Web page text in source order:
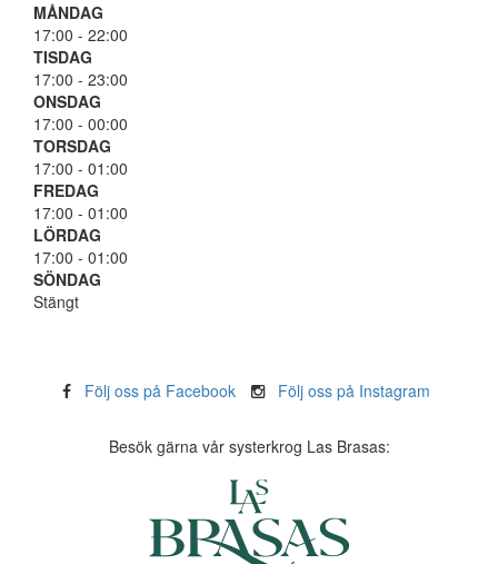
MÅNDAG
17:00 - 22:00
TISDAG
17:00 - 23:00
ONSDAG
17:00 - 00:00
TORSDAG
17:00 - 01:00
FREDAG
17:00 - 01:00
LÖRDAG
17:00 - 01:00
SÖNDAG
Stängt
Följ oss på Facebook Följ oss på Instagram
Besök gärna vår systerkrog Las Brasas: